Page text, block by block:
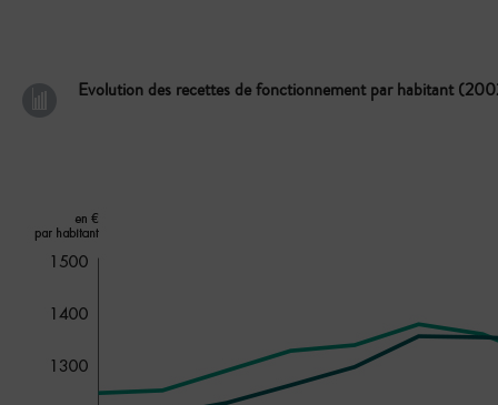
Evolution des recettes de fonctionnement par habitant